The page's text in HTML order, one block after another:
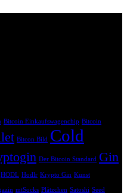
Bitcoin Einkaufswagenchip Bitcoin
Bitcon Bild
Cold
Der Bitcoin Standard
Gin
HODL Hodlr Krypto Gin Kunst
mtSocks Plätzchen Satoshi Seed